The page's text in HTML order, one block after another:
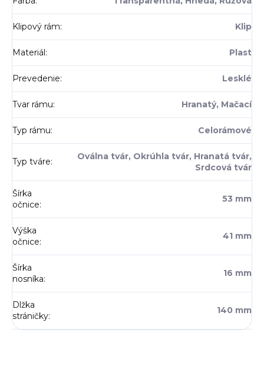
Klipový rám: Klip
Materiál : Plast
Prevedenie: Lesklé
Tvar rámu: Hranatý, Mačací
Typ rámu: Celorámové
Typ tváre:
Oválna tvár, Okrúhla tvár, Hranatá tvár,
Srdcová tvár
Šírka
očnice:
53 mm
Výška
očnice:
41 mm
Šírka
nosníka:
16 mm
Dlžka
stráničky:
140 mm